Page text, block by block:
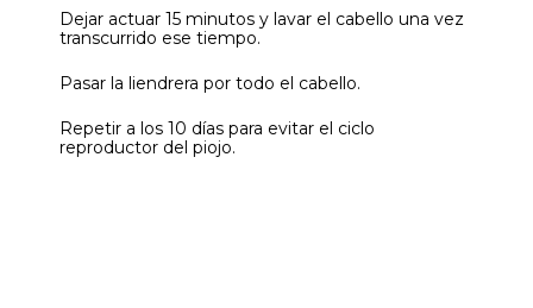
Dejar actuar 15 minutos y lavar el cabello una vez
transcurrido ese tiempo.
Pasar la liendrera por todo el cabello.
Repetir a los 10 días para evitar el ciclo
reproductor del piojo.